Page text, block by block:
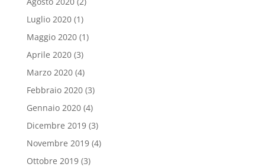
Luglio 2020(1)
Maggio 2020(1)
Aprile 2020(3)
Marzo 2020(4)
Febbraio 2020(3)
Gennaio 2020(4)
Dicembre 2019(3)
Novembre 2019(4)
Ottobre 2019(3)